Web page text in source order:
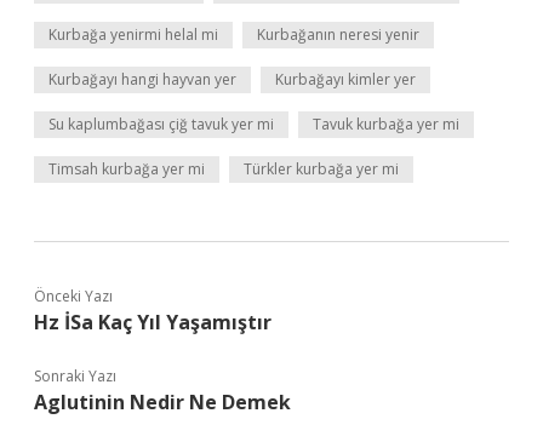
Kurbağa yenirmi helal mi Kurbağanın neresi yenir
Kurbağayı hangi hayvan yer Kurbağayı kimler yer
Su kaplumbağası çiğ tavuk yer mi Tavuk kurbağa yer mi
Timsah kurbağa yer mi Türkler kurbağa yer mi
Önceki Yazı
Hz İSa Kaç Yıl Yaşamıştır
Sonraki Yazı
Aglutinin Nedir Ne Demek